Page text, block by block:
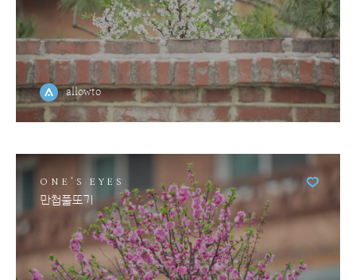
allowto
ONE'S EYES
만첩풀또기